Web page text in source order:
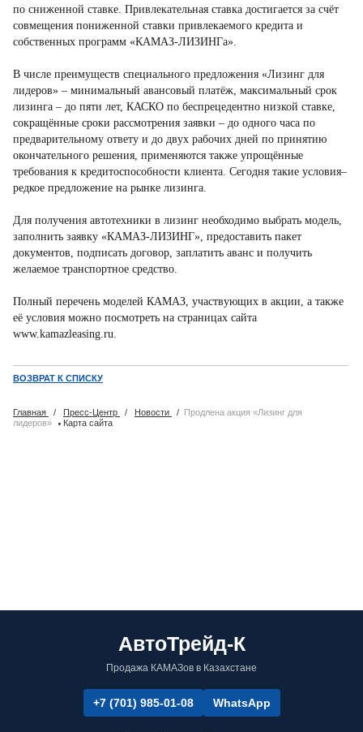
по сниженной ставке. Привлекательная ставка достигается за счёт
совмещения пониженной ставки привлекаемого кредита и
собственных программ «КАМАЗ-ЛИЗИНГа».
В числе преимуществ специального предложения «Лизинг для
лидеров» – минимальный авансовый платёж, максимальный срок
лизинга – до пяти лет, КАСКО по беспрецедентно низкой ставке,
сокращённые сроки рассмотрения заявки – до одного часа по
предварительному ответу и до двух рабочих дней по принятию
окончательного решения, применяются также упрощённые
требования к кредитоспособности клиента. Сегодня такие условия–
редкое предложение на рынке лизинга.
Для получения автотехники в лизинг необходимо выбрать модель,
заполнить заявку «КАМАЗ-ЛИЗИНГ», предоставить пакет
документов, подписать договор, заплатить аванс и получить
желаемое транспортное средство.
Полный перечень моделей КАМАЗ, участвующих в акции, а также
её условия можно посмотреть на страницах сайта
www.kamazleasing.ru.
ВОЗВРАТ К СПИСКУ
Главная / Пресс-Центр / Новости / Продлена акция «Лизинг для
лидеров»
· Карта сайта
АвтоТрейд-К
Продажа КАМАЗов в Казахстане
+7 (701) 985-01-08 WhatsApp